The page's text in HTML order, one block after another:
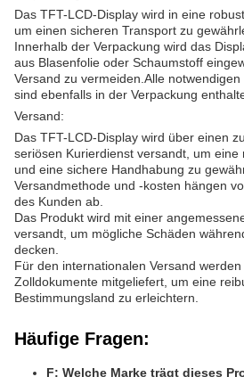
Das TFT-LCD-Display wird in eine
um einen sicheren Transport zu
Innerhalb der Verpackung wird das
aus Blasenfolie oder Schaumstoff
Versand zu vermeiden.Alle
sind ebenfalls in der Verpackung
Versand:
Das TFT-LCD-Display wird über einen
seriösen Kurierdienst versandt, um eine
und eine sichere Handhabung zu
Versandmethode und -kosten hängen
des Kunden ab.
Das Produkt wird mit einer
versandt, um mögliche Schäden
decken.
Für den internationalen Versand
Zolldokumente mitgeliefert, um eine
Bestimmungsland zu erleichtern.
Häufige Fragen:
F: Welche Marke trägt dieses